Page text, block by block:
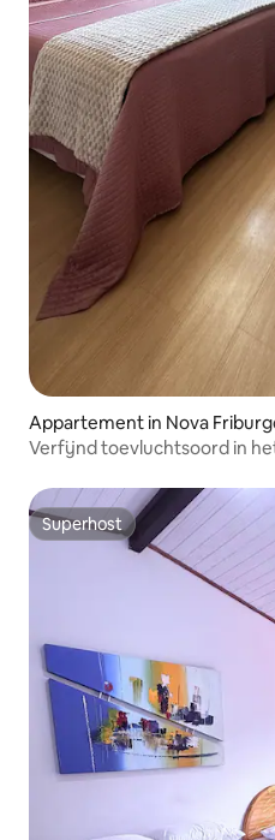
Appartement in Nova
Verfijnd toevluchtsoord in
Superhost
Superhost